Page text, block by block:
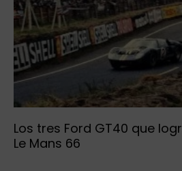
Los tres Ford GT40 que
Le Mans 66